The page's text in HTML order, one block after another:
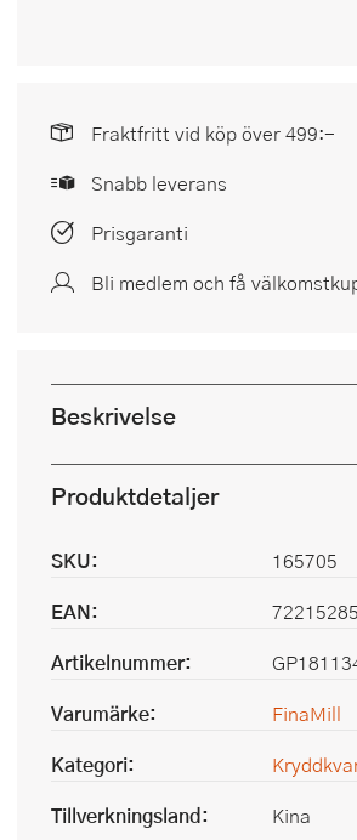
Fraktfritt vid köp över 499:-
Snabb leverans
Prisgaranti
Bli medlem och få
Beskrivelse
Produktdetaljer
SKU:
165705
EAN:
Artikelnummer:
Varumärke:
FinaMill
Kategori:
Tillverkningsland:
Kina